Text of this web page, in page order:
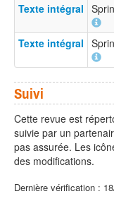
Texte intégral
Texte intégral
Suivi
Cette revue est
suivie par un
pas assurée. Les
des modifications.
Dernière vérification :